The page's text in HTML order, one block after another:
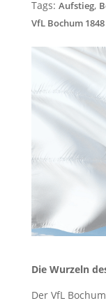
Tags: Aufstieg,
VfL Bochum 1848
Die Wurzeln
Der VfL